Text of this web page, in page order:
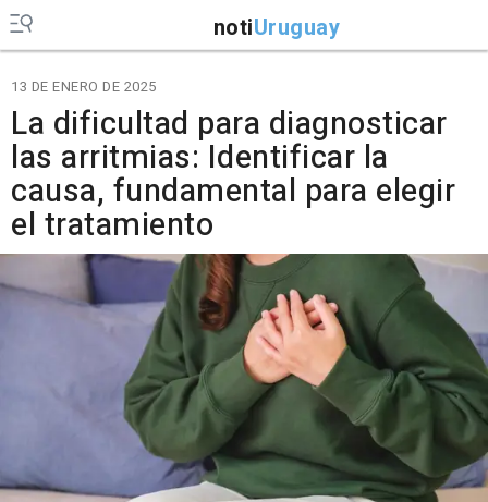
notiUruguay
13 DE ENERO DE 2025
La dificultad para diagnosticar
las arritmias: Identificar la
causa, fundamental para elegir
el tratamiento